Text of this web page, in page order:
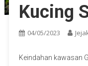
Kucing
04/05/2023
Keindahan kawasan